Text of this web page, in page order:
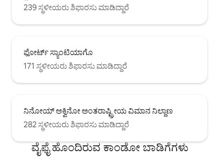
239 ಸ್ಥಳೀಯರು ಶಿಫಾರಸು ಮಾಡಿದ್ದಾರೆ
ಫೋರ್ಟ್ ಸ್ಯಾಂಟಿಯಾಗೊ
171 ಸ್ಥಳೀಯರು ಶಿಫಾರಸು ಮಾಡಿದ್ದಾರೆ
ನಿನೋಯ್ ಅಕ್ವಿನೋ ಅಂತರಾಷ್ಟ್ರೀಯ ವಿಮಾನ ನಿಲ್ದಾಣ
282 ಸ್ಥಳೀಯರು ಶಿಫಾರಸು ಮಾಡಿದ್ದಾರೆ
ವೈಫೈ ಹೊಂದಿರುವ ಕಾಂಡೋ ಬಾಡಿಗೆಗಳು